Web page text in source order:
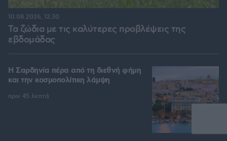
Τα ζώδια με τις καλύτερες προβλέψεις της
εβδομάδας
10.08.2026, 12:30
Η Σαρδηνία πέρα από τη διεθνή φήμη
και την κοσμοπολίτικη λάμψη
πριν 45 λεπτά